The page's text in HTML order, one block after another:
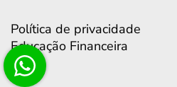
Política de privacidade
Educação Financeira